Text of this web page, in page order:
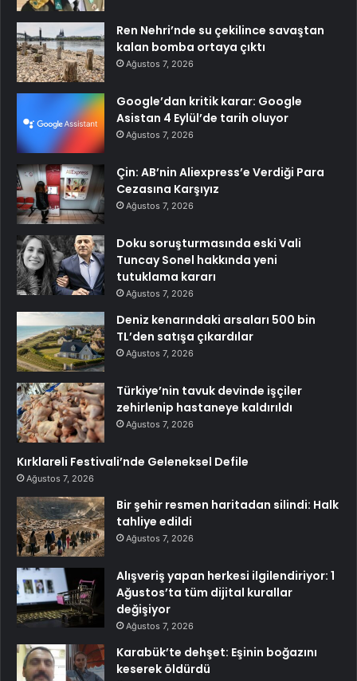
Ren Nehri’nde su çekilince savaştan
kalan bomba ortaya çıktı
Ağustos 7, 2026
Google’dan kritik karar: Google
Asistan 4 Eylül’de tarih oluyor
Ağustos 7, 2026
Çin: AB’nin Aliexpress’e Verdiği Para
Cezasına Karşıyız
Ağustos 7, 2026
Doku soruşturmasında eski Vali
Tuncay Sonel hakkında yeni
tutuklama kararı
Ağustos 7, 2026
Deniz kenarındaki arsaları 500 bin
TL’den satışa çıkardılar
Ağustos 7, 2026
Türkiye’nin tavuk devinde işçiler
zehirlenip hastaneye kaldırıldı
Ağustos 7, 2026
Kırklareli Festivali’nde Geleneksel Defile
Ağustos 7, 2026
Bir şehir resmen haritadan silindi: Halk
tahliye edildi
Ağustos 7, 2026
Alışveriş yapan herkesi ilgilendiriyor: 1
Ağustos’ta tüm dijital kurallar
değişiyor
Ağustos 7, 2026
Karabük’te dehşet: Eşinin boğazını
keserek öldürdü